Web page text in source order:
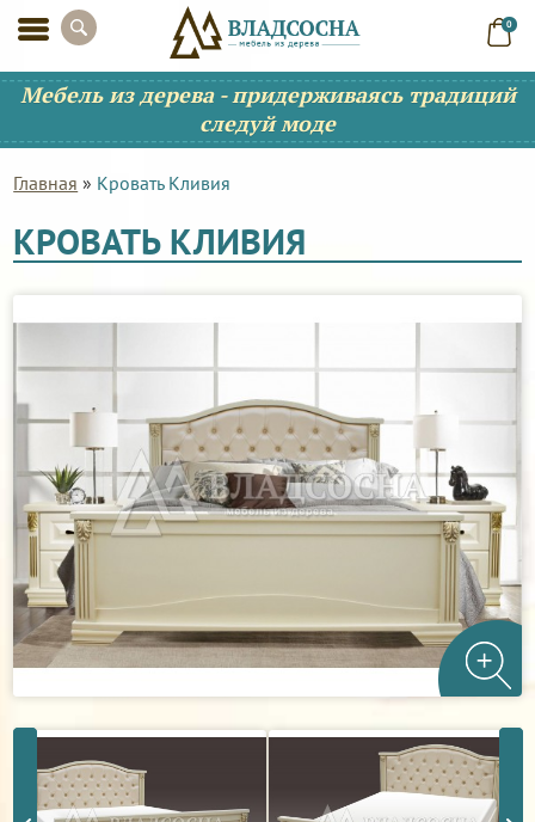
0
Мебель из дерева - придерживаясь традиций
следуй моде
Главная » Кровать Кливия
КРОВАТЬ КЛИВИЯ